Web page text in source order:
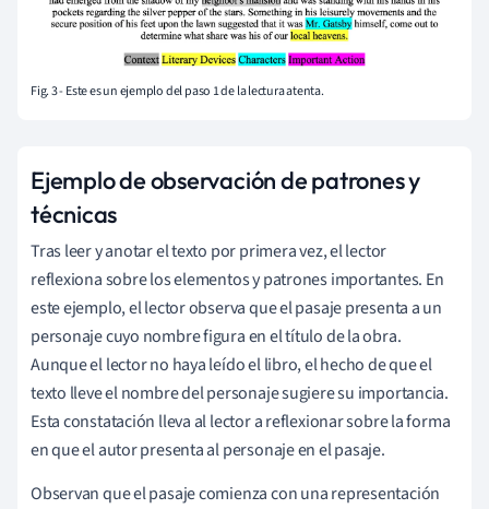
Fig. 3 - Este es un ejemplo del paso 1 de la lectura atenta.
Ejemplo de observación de patrones y
técnicas
Tras leer y anotar el texto por primera vez, el lector
reflexiona sobre los elementos y patrones importantes. En
este ejemplo, el lector observa que el pasaje presenta a un
personaje cuyo nombre figura en el título de la obra.
Aunque el lector no haya leído el libro, el hecho de que el
texto lleve el nombre del personaje sugiere su importancia.
Esta constatación lleva al lector a reflexionar sobre la forma
en que el autor presenta al personaje en el pasaje.
Observan que el pasaje comienza con una representación